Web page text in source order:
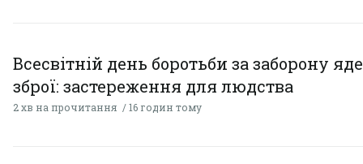
Всесвітній день боротьби за заборону
зброї: застереження для людства
2 хв на прочитання 16 годин тому